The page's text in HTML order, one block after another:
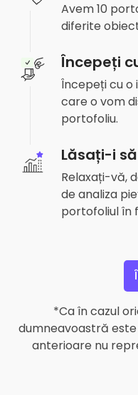
Avem 10
diferite
Începeți
Începeți cu o
care o vom
portofoliu.
Lăsați-i
Relaxați-vă,
de analiza
portofoliul în
*Ca în cazul
dumneavoastră
anterioare nu